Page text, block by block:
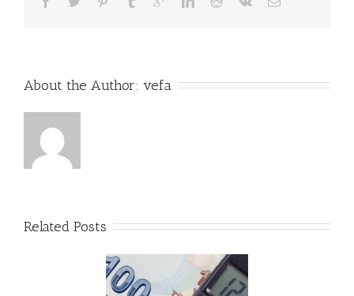
About the Author: vefa
Related Posts